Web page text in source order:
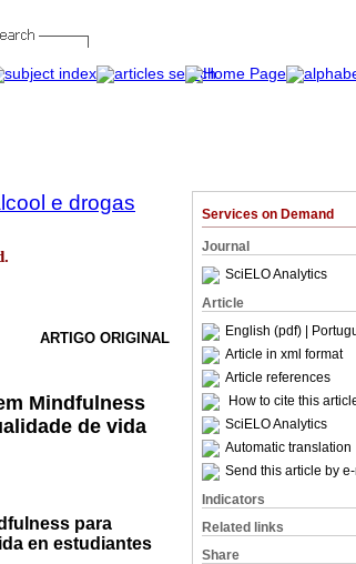
Services on Demand
Journal
SciELO Analytics
Article
English (pdf)
|
Article in xml format
Article references
How to cite this
SciELO Analytics
Automatic translation
Send this article by e-
Indicators
Related links
Share
e drogas
ARTIGO ORIGINAL
Mindfulness
de vida
para
en estudiantes